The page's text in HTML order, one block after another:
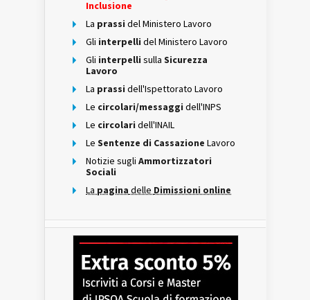
Inclusione
La prassi del Ministero Lavoro
Gli interpelli del Ministero Lavoro
Gli interpelli sulla Sicurezza
Lavoro
La prassi dell'Ispettorato Lavoro
Le circolari/messaggi dell'INPS
Le circolari dell'INAIL
Le Sentenze di Cassazione Lavoro
Notizie sugli Ammortizzatori
Sociali
La pagina delle Dimissioni online